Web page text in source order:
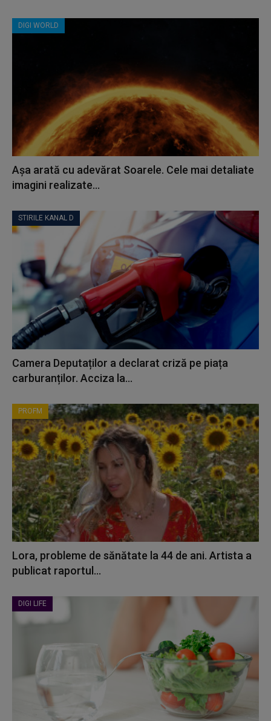
DIGI WORLD
Așa arată cu adevărat Soarele. Cele mai detaliate
imagini realizate...
STIRILE KANAL D
Camera Deputaților a declarat criză pe piața
carburanților. Acciza la...
PROFM
Lora, probleme de sănătate la 44 de ani. Artista a
publicat raportul...
DIGI LIFE